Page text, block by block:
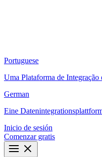
Portuguese
Uma Plataforma de
German
Eine
Inicio de sesión
Comenzar gratis